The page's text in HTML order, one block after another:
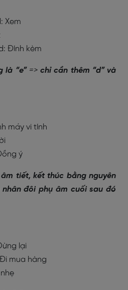
Xem
Đính kèm
là “e” => chỉ cần thêm “d” và
máy vi tính
ý
tiết, kết thúc bằng nguyên
đôi phụ âm cuối sau đó
lại
mua hàng